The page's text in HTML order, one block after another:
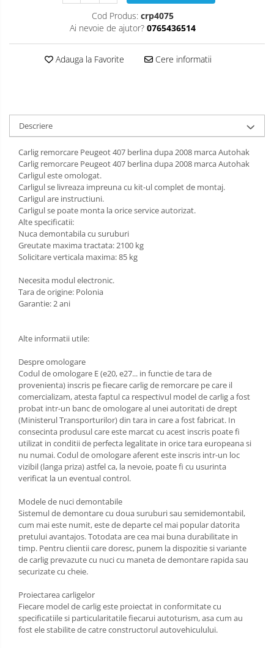
Carlige Jaecoo
Carlige Jeep
Carlige Kia
Carlige Kia EV4
Carlige Kia EV5
Carlige Kia PV5
Carlige Lada
Carlige Lancia
Carlige Lexus
Carlige Mazda
Carlige Mercedes
Carlige MG
Carlige Mini
Carlige Mitsubishi
Carlige Nissan
Carlige Omoda
Carlige Opel
Carlige Peugeot
Carlige Plymouth
Carlige Polestar
Carlige Porsche
Carlige Renault
Carlige Seat
Covorase auto Suzuki
Covorase auto Toyota
Covorase auto Volvo
Covorase auto Vw
Scut motor Leapmotor
Scut motor Maxus
Scut motor Mazda
Scut motor Mercedes
Scut motor MG
Scut motor Mini
Scut motor Mitsubishi
Scut motor Nissan
Scut motor Opel
Scut motor Peugeot
Scut motor SAAB
Scut motor Seat
Scut motor Skoda
Scut motor Smart
Scut motor SsangYong
Scut motor Suzuki
Scut motor Tesla
Scut motor Toyota
Scut motor Volvo C40
Scut motor Volvo V90
Scut motor Volvo XC40
Cod Produs: crp4075
Ai nevoie de ajutor? 0765436514
Adauga la Favorite Cere informatii
Descriere
Carlig remorcare Peugeot 407 berlina dupa 2008 marca Autohak
Carlig remorcare Peugeot 407 berlina dupa 2008 marca Autohak
Carligul este omologat.
Carligul se livreaza impreuna cu kit-ul complet de montaj.
Carligul are instructiuni.
Carligul se poate monta la orice service autorizat.
Alte specificatii:
Nuca demontabila cu suruburi
Greutate maxima tractata: 2100 kg
Solicitare verticala maxima: 85 kg
Necesita modul electronic.
Tara de origine: Polonia
Garantie: 2 ani
Alte informatii utile:
Despre omologare
Codul de omologare E (e20, e27... in functie de tara de
provenienta) inscris pe fiecare carlig de remorcare pe care il
comercializam, atesta faptul ca respectivul model de carlig a fost
probat intr-un banc de omologare al unei autoritati de drept
(Ministerul Transporturilor) din tara in care a fost fabricat. In
consecinta produsul care este marcat cu acest inscris poate fi
utilizat in conditii de perfecta legalitate in orice tara europeana si
nu numai. Codul de omologare aferent este inscris intr-un loc
vizibil (langa priza) astfel ca, la nevoie, poate fi cu usurinta
verificat la un eventual control.
Modele de nuci demontabile
Sistemul de demontare cu doua suruburi sau semidemontabil,
cum mai este numit, este de departe cel mai popular datorita
pretului avantajos. Totodata are cea mai buna durabilitate in
timp. Pentru clientii care doresc, punem la dispozitie si variante
de carlig prevazute cu nuci cu maneta de demontare rapida sau
securizate cu cheie.
Proiectarea carligelor
Fiecare model de carlig este proiectat in conformitate cu
specificatiile si particularitatile fiecarui autoturism, asa cum au
fost ele stabilite de catre constructorul autovehiculului.